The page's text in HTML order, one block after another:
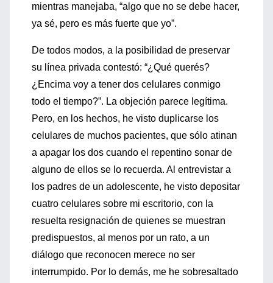
mientras manejaba, “algo que no se debe hacer,
ya sé, pero es más fuerte que yo”.
De todos modos, a la posibilidad de preservar
su línea privada contestó: “¿Qué querés?
¿Encima voy a tener dos celulares conmigo
todo el tiempo?”. La objeción parece legítima.
Pero, en los hechos, he visto duplicarse los
celulares de muchos pacientes, que sólo atinan
a apagar los dos cuando el repentino sonar de
alguno de ellos se lo recuerda. Al entrevistar a
los padres de un adolescente, he visto depositar
cuatro celulares sobre mi escritorio, con la
resuelta resignación de quienes se muestran
predispuestos, al menos por un rato, a un
diálogo que reconocen merece no ser
interrumpido. Por lo demás, me he sobresaltado